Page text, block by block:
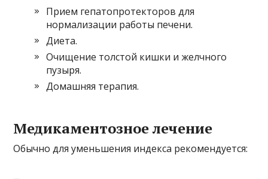
Прием гепатопротекторов для
нормализации работы печени.
Диета.
Очищение толстой кишки и желчного
пузыря.
Домашняя терапия.
Медикаментозное лечение
Обычно для уменьшения индекса рекомендуется: